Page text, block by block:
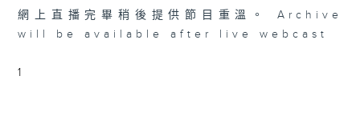
個晚上播放粵曲，以地方語言介紹京劇、潮劇、越劇
等；務求以同一語言介紹同一劇種，望能令廣大聽眾
網上直播完畢稍後提供節目重溫。 Archive
will be available after live webcast
1